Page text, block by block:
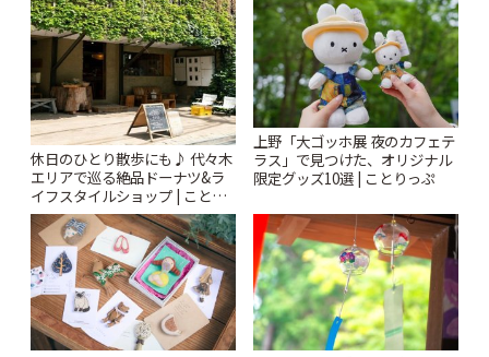
休日のひとり散歩にも♪ 代々木
エリアで巡る絶品ドーナツ&ラ
イフスタイルショップ | ことり
っぷ
上野「大ゴッホ展 夜のカフェテ
ラス」で見つけた、オリジナル
限定グッズ10選 | ことりっぷ